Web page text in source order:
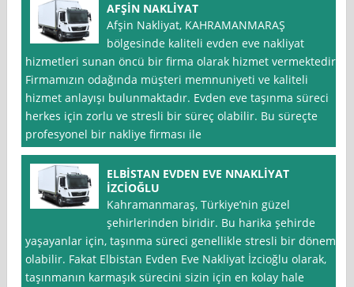
AFŞİN NAKLİYAT
Afşin Nakliyat, KAHRAMANMARAŞ
bölgesinde kaliteli evden eve nakliyat
hizmetleri sunan öncü bir firma olarak hizmet vermektedir.
Firmamızın odağında müşteri memnuniyeti ve kaliteli
hizmet anlayışı bulunmaktadır. Evden eve taşınma süreci
herkes için zorlu ve stresli bir süreç olabilir. Bu süreçte
profesyonel bir nakliye firması ile
ELBİSTAN EVDEN EVE NNAKLİYAT
İZCİOĞLU
Kahramanmaraş, Türkiye’nin güzel
şehirlerinden biridir. Bu harika şehirde
yaşayanlar için, taşınma süreci genellikle stresli bir dönem
olabilir. Fakat Elbistan Evden Eve Nakliyat İzcioğlu olarak,
taşınmanın karmaşık sürecini sizin için en kolay hale